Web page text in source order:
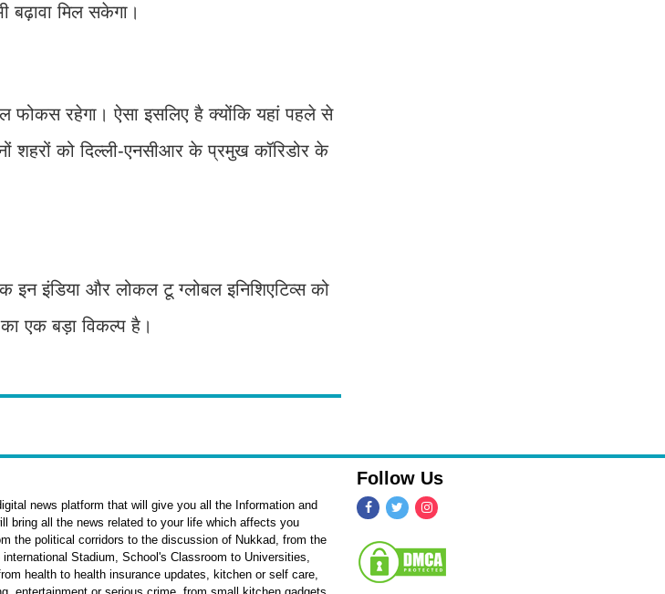
बढ़ावा मिल सकेगा।
फोकस रहेगा। ऐसा इसलिए है क्योंकि यहां पहले से
शहरों को दिल्ली-एनसीआर के प्रमुख कॉरिडोर के
इंडिया और लोकल टू ग्लोबल इनिशिएटिव्स को
एक बड़ा विकल्प है।
news platform that will give you all the Information and
bring all the news related to your life which affects you
the political corridors to the discussion of Nukkad, from the
Stadium, School's Classroom to Universities,
health to health insurance updates, kitchen or self care,
Follow Us